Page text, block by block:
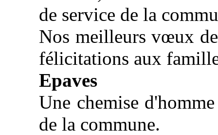
de service de la
Nos meilleurs vœux
félicitations aux
Epaves
Une chemise
de la commune.